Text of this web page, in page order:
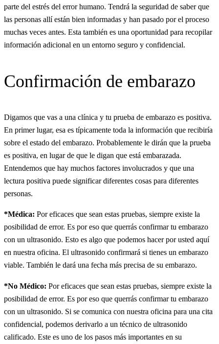
parte del estrés del error humano. Tendrá la seguridad de saber que
las personas allí están bien informadas y han pasado por el proceso
muchas veces antes. Esta también es una oportunidad para recopilar
información adicional en un entorno seguro y confidencial.
Confirmación de embarazo
Digamos que vas a una clínica y tu prueba de embarazo es positiva.
En primer lugar, esa es típicamente toda la información que recibiría
sobre el estado del embarazo. Probablemente le dirán que la prueba
es positiva, en lugar de que le digan que está embarazada.
Entendemos que hay muchos factores involucrados y que una
lectura positiva puede significar diferentes cosas para diferentes
personas.
*Médica: Por eficaces que sean estas pruebas, siempre existe la
posibilidad de error. Es por eso que querrás confirmar tu embarazo
con un ultrasonido. Esto es algo que podemos hacer por usted aquí
en nuestra oficina. El ultrasonido confirmará si tienes un embarazo
viable. También le dará una fecha más precisa de su embarazo.
*No Médico: Por eficaces que sean estas pruebas, siempre existe la
posibilidad de error. Es por eso que querrás confirmar tu embarazo
con un ultrasonido. Si se comunica con nuestra oficina para una cita
confidencial, podemos derivarlo a un técnico de ultrasonido
calificado. Este es uno de los pasos más importantes en su